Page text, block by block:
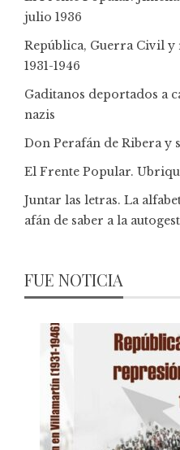
julio 1936
República, Guerra Civil
1931-1946
Gaditanos deportados a
nazis
Don Perafán de Ribera y
El Frente Popular.
Juntar las letras. La
afán de saber a la
FUE NOTICIA